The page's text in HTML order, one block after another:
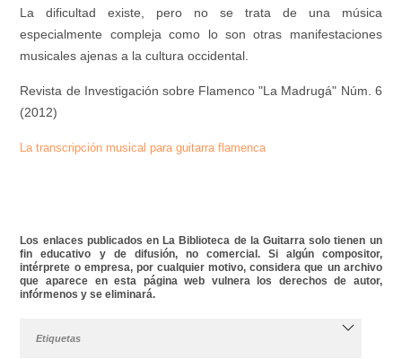
La dificultad existe, pero no se trata de una música
especialmente compleja como lo son otras manifestaciones
musicales ajenas a la cultura occidental.
Revista de Investigación sobre Flamenco "La Madrugá" Núm. 6
(2012)
La transcripción musical para guitarra flamenca
Los enlaces publicados en La Biblioteca de la Guitarra solo tienen un
fin educativo y de difusión, no comercial. Si algún compositor,
intérprete o empresa, por cualquier motivo, considera que un archivo
que aparece en esta página web vulnera los derechos de autor,
infórmenos y se eliminará.
Etiquetas